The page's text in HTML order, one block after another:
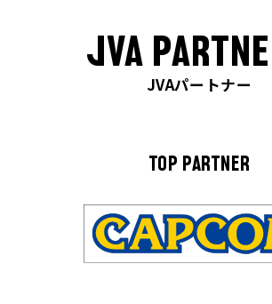
JVA
JVAパートナー
TOP PARTNER